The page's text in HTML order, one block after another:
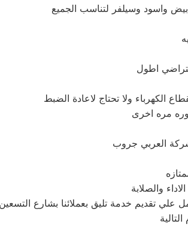
الكهرباء ولا تحتاج لاعادة الضبط
والصلابة